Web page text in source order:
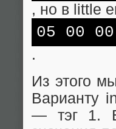
, но в little
05 00
.
Из этого
Варианту
— тэг 1.